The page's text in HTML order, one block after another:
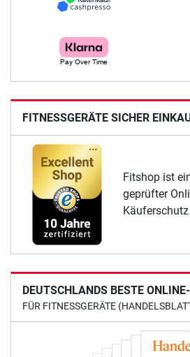
FITNESSGERÄTE SICHER
Fitshop ist
geprüfter
Käuferschutz
DEUTSCHLANDS BESTE
FÜR FITNESSGERÄTE